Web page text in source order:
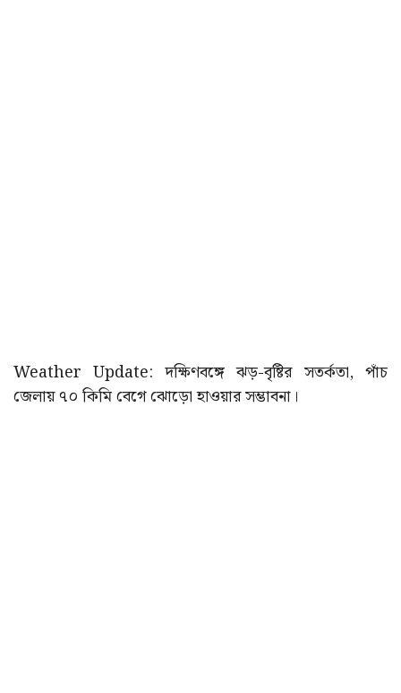
Weather Update: দক্ষিণবঙ্গে ঝড়-বৃষ্টির সতর্কতা, পাঁচ
জেলায় ৭০ কিমি বেগে ঝোড়ো হাওয়ার সম্ভাবনা।